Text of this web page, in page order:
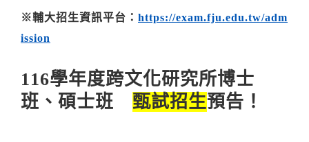
※輔大招生資訊平台： https://exam.fju.edu.tw/adm
ission
116學年度跨文化研究所博士
班、碩士班 甄試招生預告！